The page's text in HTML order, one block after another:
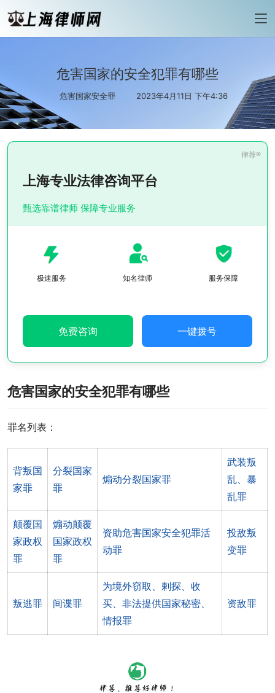
危害国家的安全犯罪有哪些
危害国家安全罪 2023年4月11日 下午4:36
上海专业法律咨询平台
甄选靠谱律师 保障专业服务
极速服务 知名律师 服务保障
免费咨询 一键拨号
危害国家的安全犯罪有哪些
罪名列表：
背叛国
家罪
分裂国家
罪
煽动分裂国家罪
武装叛
乱、暴
乱罪
颠覆国
家政权
罪
煽动颠覆
国家政权
罪
资助危害国家安全犯罪活
动罪
投敌叛
变罪
叛逃罪 间谍罪
为境外窃取、剌探、收
买、非法提供国家秘密、
情报罪
资敌罪